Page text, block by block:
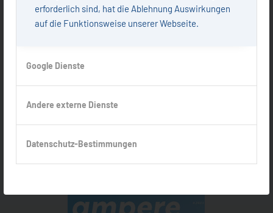
erforderlich sind, hat die Ablehnung Auswirkungen
auf die Funktionsweise unserer Webseite.
Google Dienste
Andere externe Dienste
Datenschutz-Bestimmungen